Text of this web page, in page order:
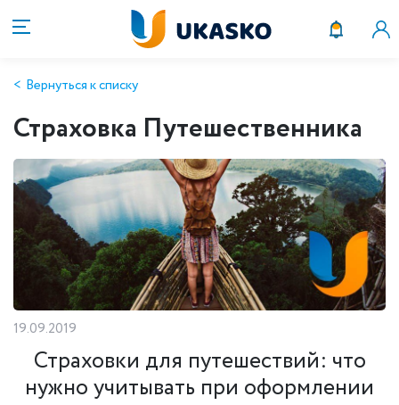
Вернуться к списку
Страховка Путешественника
19.09.2019
Страховки для путешествий: что
нужно учитывать при оформлении